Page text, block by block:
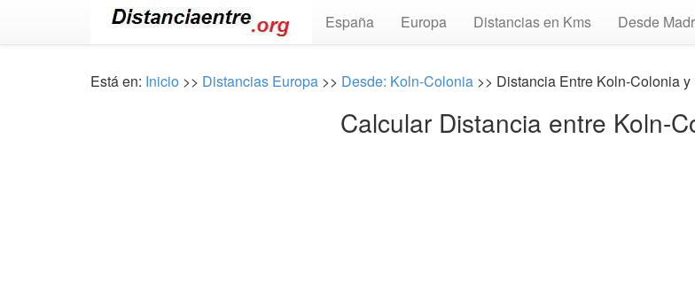
España Europa Distancias en Kms Desde
Está en: Inicio >> Distancias Europa >> Desde: Koln-Colonia >> Distancia Entre Koln-Colonia y
Calcular Distancia entre Koln-